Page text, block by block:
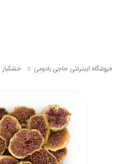
فروشگاه اینترنتی حاجی بادومی خشکبار